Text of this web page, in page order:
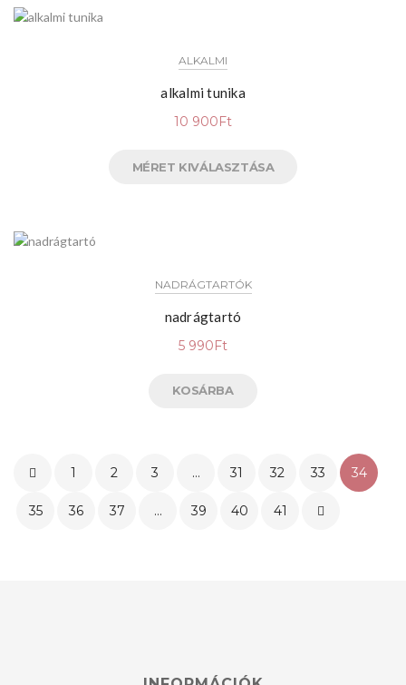
ALKALMI
alkalmi tunika
10 900 Ft
MÉRET KIVÁLASZTÁSA
NADRÁGTARTÓK
nadrágtartó
5 990Ft
KOSÁRBA
1 2 3 … 31 32 33 34
35 36 37 … 39 40 41